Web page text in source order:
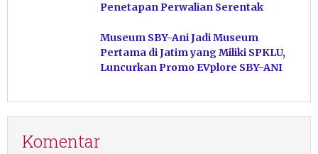
Penetapan Perwalian Serentak
Museum SBY-Ani Jadi Museum
Pertama di Jatim yang Miliki SPKLU,
Luncurkan Promo EVplore SBY-ANI
Komentar